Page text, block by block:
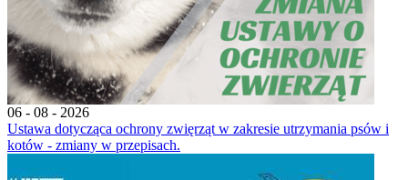
06 - 08 - 2026
Ustawa dotycząca ochrony zwięrząt w zakresie utrzymania psów i
kotów - zmiany w przepisach.